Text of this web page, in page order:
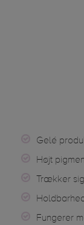
Gelé
Højt
Trækker
Fungerer